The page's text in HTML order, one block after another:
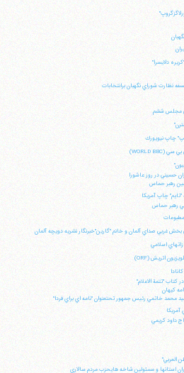
آیت‌الله منتظری
رسمی آیت‌الله منتظری
بلوار شهید محمّد منتظری، كوچه
کد پستی: 3713744381
37740015-25-98+